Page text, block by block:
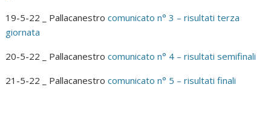
19-5-22 _ Pallacanestrocomunicato n° 3 – risultati terza
giornata
20-5-22 _ Pallacanestrocomunicato n° 4 – risultati semifinali
21-5-22 _ Pallacanestrocomunicato n° 5 – risultati finali